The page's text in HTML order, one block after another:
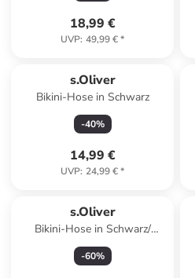
18,99 €
UVP: 49,99 €*
s.Oliver
Bikini-Hose in Schwarz
-40%
14,99 €
UVP: 24,99 €*
s.Oliver
Bikini-Hose in Schwarz/
Hellblau/ Koralle
-60%